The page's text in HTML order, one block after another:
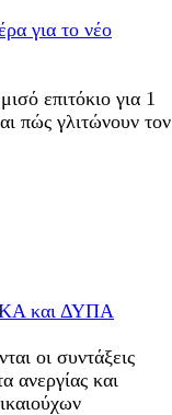
για το νέο
επιτόκιο για 1
πώς γλιτώνουν τον
και ΔΥΠΑ
οι συντάξεις
ανεργίας και